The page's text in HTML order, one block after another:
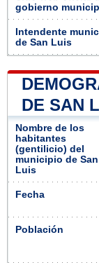
gobierno
Intendente
de San Luis
DE SAN
Nombre de los
habitantes
(gentilicio) del
municipio de San
Luis
Fecha
Población